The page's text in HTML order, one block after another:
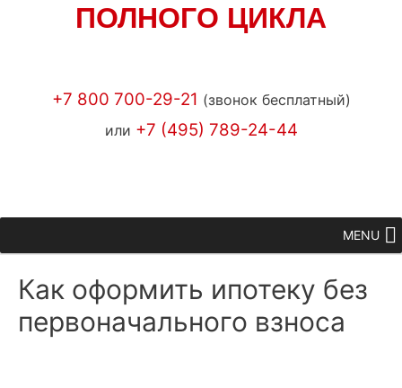
ПОЛНОГО ЦИКЛА
+7 800 700-29-21 (звонок бесплатный)
или +7 (495) 789-24-44
MENU
Как оформить ипотеку без
первоначального взноса